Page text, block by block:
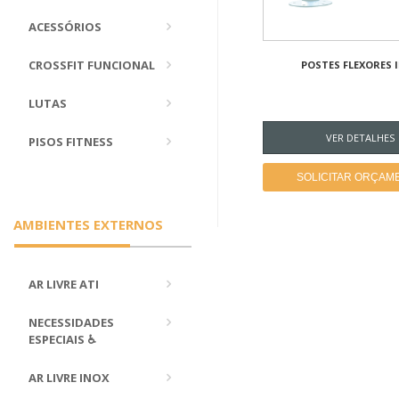
ACESSÓRIOS
CROSSFIT FUNCIONAL
LUTAS
PISOS FITNESS
AMBIENTES EXTERNOS
AR LIVRE ATI
NECESSIDADES
ESPECIAIS ♿
AR LIVRE INOX
POSTES FLEXORES
VER DETALHES
SOLICITAR